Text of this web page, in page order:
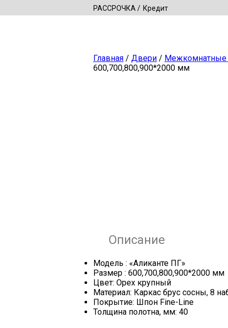
РАССРОЧКА Кредит
Главная / Двери / Межкомнатные
600,700,800,900*2000 мм
Описание
Модель : «Аликанте ПГ»
Размер : 600,700,800,900*2000 мм
Цвет: Орех крупный
Материал: Каркас брус сосны, 8
Покрытие: Шпон Fine-Line
Толщина полотна, мм: 40